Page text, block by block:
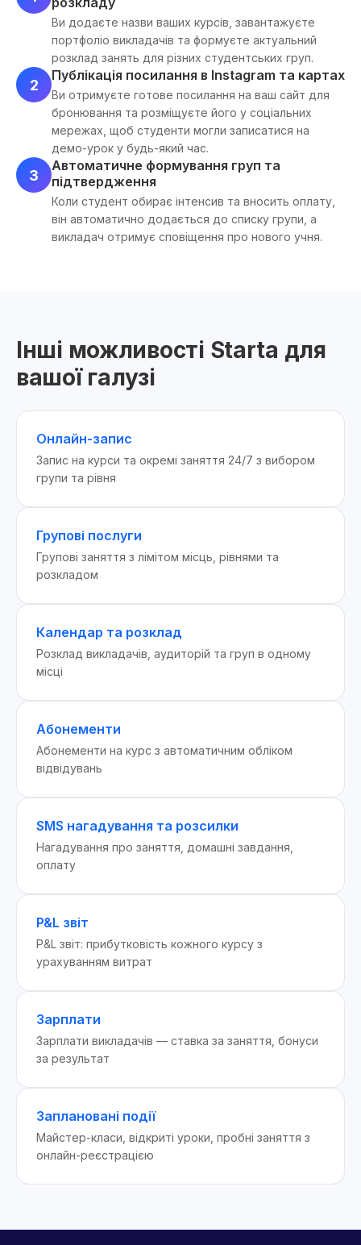
Ви додаєте назви ваших курсів, завантажуєте
портфоліо викладачів та формуєте актуальний
розклад занять для різних студентських груп.
2
Публікація посилання в Instagram та картах
Ви отримуєте готове посилання на ваш сайт для
бронювання та розміщуєте його у соціальних
мережах, щоб студенти могли записатися на
демо-урок у будь-який час.
3
Автоматичне формування груп та
підтвердження
Коли студент обирає інтенсив та вносить оплату,
він автоматично додається до списку групи, а
викладач отримує сповіщення про нового учня.
Інші можливості Starta для
вашої галузі
Онлайн-запис
Запис на курси та окремі заняття 24/7 з вибором
групи та рівня
Групові послуги
Групові заняття з лімітом місць, рівнями та
розкладом
Календар та розклад
Розклад викладачів, аудиторій та груп в одному
місці
Абонементи
Абонементи на курс з автоматичним обліком
відвідувань
SMS нагадування та розсилки
Нагадування про заняття, домашні завдання,
оплату
P&L звіт
P&L звіт: прибутковість кожного курсу з
урахуванням витрат
Зарплати
Зарплати викладачів — ставка за заняття, бонуси
за результат
Заплановані події
Майстер-класи, відкриті уроки, пробні заняття з
онлайн-реєстрацією